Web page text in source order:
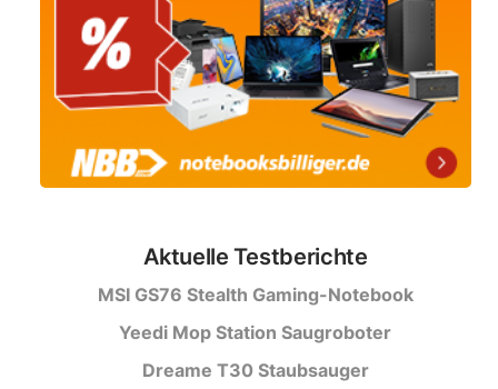
Aktuelle Testberichte
MSI GS76 Stealth Gaming-Notebook
Yeedi Mop Station Saugroboter
Dreame T30 Staubsauger